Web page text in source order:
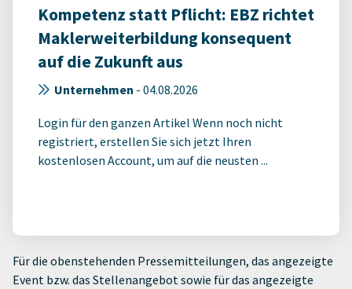
Kompetenz statt Pflicht: EBZ richtet
Maklerweiterbildung konsequent
auf die Zukunft aus
Unternehmen - 04.08.2026
Login für den ganzen Artikel Wenn noch nicht
registriert, erstellen Sie sich jetzt Ihren
kostenlosen Account, um auf die neusten ...
Für die obenstehenden Pressemitteilungen, das angezeigte
Event bzw. das Stellenangebot sowie für das angezeigte